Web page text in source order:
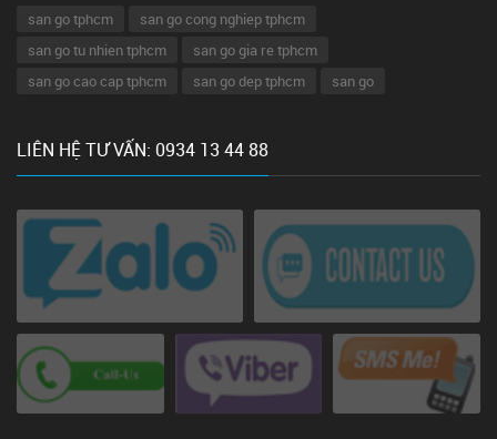
san go tphcm
san go cong nghiep tphcm
san go tu nhien tphcm
san go gia re tphcm
san go cao cap tphcm
san go dep tphcm san go
LIÊN HỆ TƯ VẤN: 0934 13 44 88